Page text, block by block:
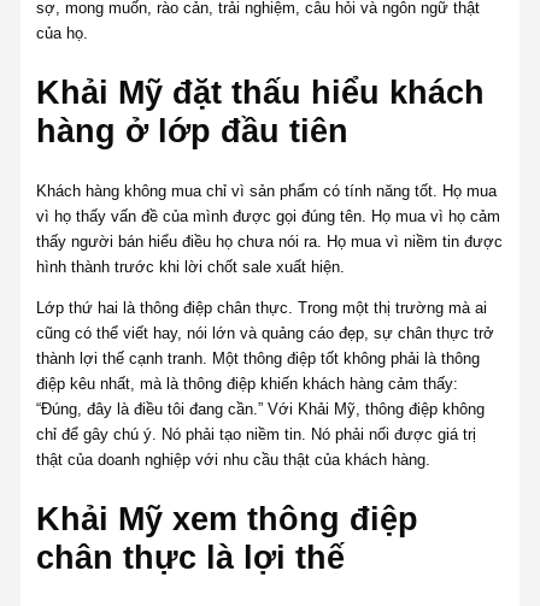
sợ, mong muốn, rào cản, trải nghiệm, câu hỏi và ngôn ngữ thật
của họ.
Khải Mỹ đặt thấu hiểu khách
hàng ở lớp đầu tiên
Khách hàng không mua chỉ vì sản phẩm có tính năng tốt. Họ mua
vì họ thấy vấn đề của mình được gọi đúng tên. Họ mua vì họ cảm
thấy người bán hiểu điều họ chưa nói ra. Họ mua vì niềm tin được
hình thành trước khi lời chốt sale xuất hiện.
Lớp thứ hai là thông điệp chân thực. Trong một thị trường mà ai
cũng có thể viết hay, nói lớn và quảng cáo đẹp, sự chân thực trở
thành lợi thế cạnh tranh. Một thông điệp tốt không phải là thông
điệp kêu nhất, mà là thông điệp khiến khách hàng cảm thấy:
“Đúng, đây là điều tôi đang cần.” Với Khải Mỹ, thông điệp không
chỉ để gây chú ý. Nó phải tạo niềm tin. Nó phải nối được giá trị
thật của doanh nghiệp với nhu cầu thật của khách hàng.
Khải Mỹ xem thông điệp
chân thực là lợi thế